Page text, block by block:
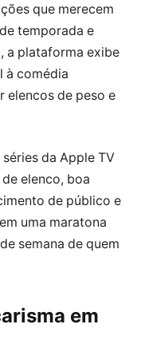
que merecem
temporada e
a plataforma exibe
à comédia
elencos de peso e
da Apple TV
elenco, boa
de público e
uma maratona
semana de quem
em